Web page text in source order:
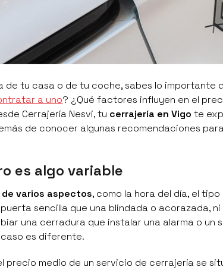
de tu casa o de tu coche, sabes lo importante
a uno? ¿Qué factores influyen en el
Cerrajería Nesvi, tu cerrajería en Vigo te
de conocer algunas recomendaciones
es algo variable
varios aspectos, como la hora del día, el
sencilla que una blindada o acorazada,
una cerradura que instalar una alarma o un
es diferente.
precio medio de un servicio de cerrajería se